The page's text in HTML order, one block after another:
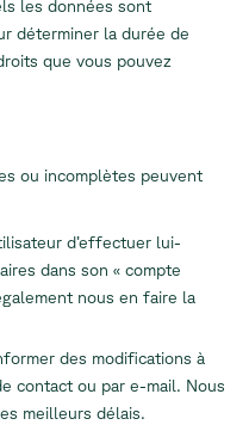
les données sont
déterminer la durée de
que vous pouvez
ou incomplètes peuvent
d’effectuer lui-
dans son « compte
nous en faire la
des modifications à
contact ou par e-mail. Nous
meilleurs délais.